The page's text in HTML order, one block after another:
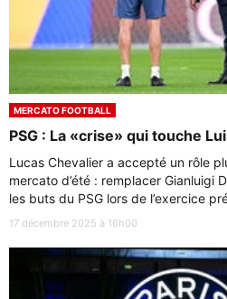
MERCATO FOOTBALL
PSG : La «crise» qui touche
Lucas Chevalier a accepté un rôle
mercato d’été : remplacer Gianluigi
les buts du PSG lors de l’exercice
17 décembre 2025 à 16h00